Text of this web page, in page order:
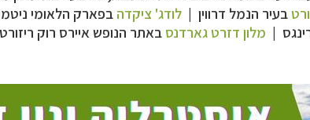
בעיר הנמל דרווין | לודג' ציקדה בפארק הלאומי
| מלון דזרט גארדנס באתר הנופש איירס רוק
לפרטים »
היעדים »